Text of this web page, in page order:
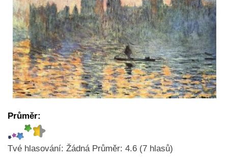
Průměr:
Tvé hlasování: Žádná Průměr: 4.6 (7 hlasů)